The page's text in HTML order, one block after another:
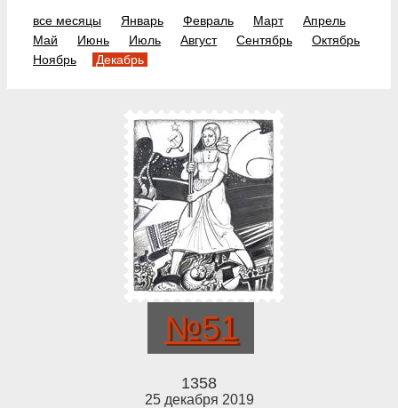
все месяцы Январь Февраль Март
Апрель
Май
Июнь Июль Август Сентябрь
Октябрь
Ноябрь
Декабрь
№51
1358
25 декабря 2019